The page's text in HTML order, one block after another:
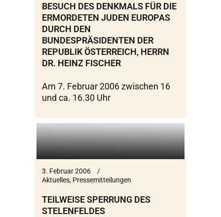
BESUCH DES DENKMALS FÜR DIE
ERMORDETEN JUDEN EUROPAS
DURCH DEN
BUNDESPRÄSIDENTEN DER
REPUBLIK ÖSTERREICH, HERRN
DR. HEINZ FISCHER
Am 7. Februar 2006 zwischen 16
und ca. 16.30 Uhr
3. Februar 2006
Aktuelles, Pressemitteilungen
TEILWEISE SPERRUNG DES
STELENFELDES